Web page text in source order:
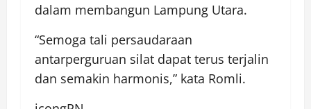
dalam membangun Lampung Utara.
“Semoga tali persaudaraan
antarperguruan silat dapat terus terjalin
dan semakin harmonis,” kata Romli.